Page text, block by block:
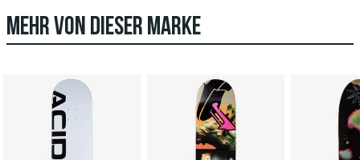
MEHR VON DIESER MARKE